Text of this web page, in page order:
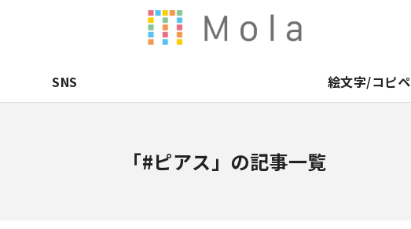
SNS 絵文字/コピペ
「#ピアス」の記事一覧